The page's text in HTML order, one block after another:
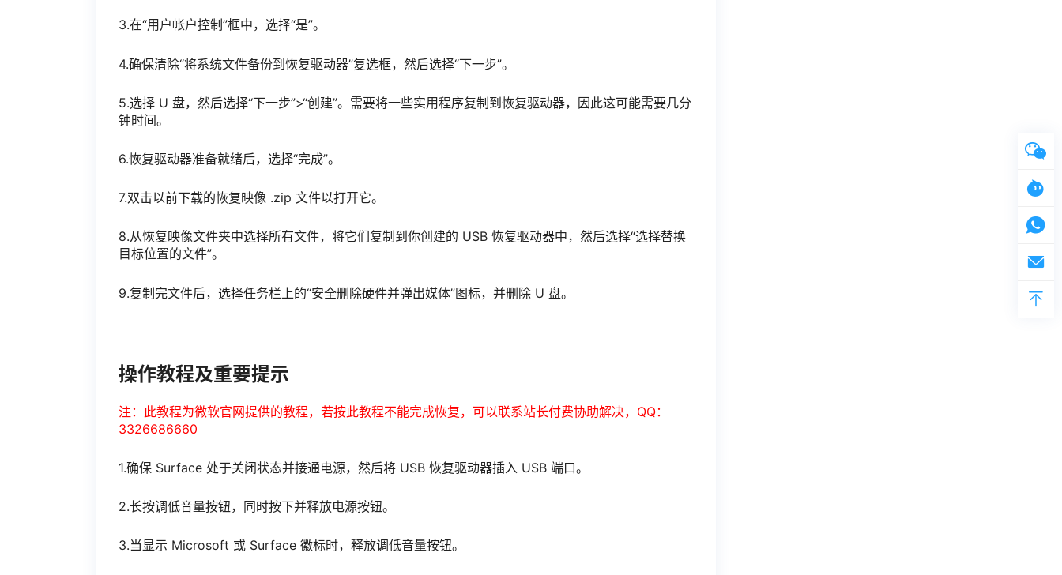
3.在“用户帐户控制”框中，选择“是”。
4.确保清除“将系统文件备份到恢复驱动器”复选框，然后选择“下一步”。
5.选择 U 盘，然后选择“下一步”>“创建”。需要将一些实用程序复制到恢复驱动器，因此这可能需要几分
钟时间。
6.恢复驱动器准备就绪后，选择“完成”。
7.双击以前下载的恢复映像 .zip 文件以打开它。
8.从恢复映像文件夹中选择所有文件，将它们复制到你创建的 USB 恢复驱动器中，然后选择“选择替换
目标位置的文件”。
9.复制完文件后，选择任务栏上的“安全删除硬件并弹出媒体”图标，并删除 U 盘。
操作教程及重要提示
注：此教程为微软官网提供的教程，若按此教程不能完成恢复，可以联系站长付费协助解决，QQ：
3326686660
1.确保 Surface 处于关闭状态并接通电源，然后将 USB 恢复驱动器插入 USB 端口。
2.长按调低音量按钮，同时按下并释放电源按钮。
3.当显示 Microsoft 或 Surface 徽标时，释放调低音量按钮。